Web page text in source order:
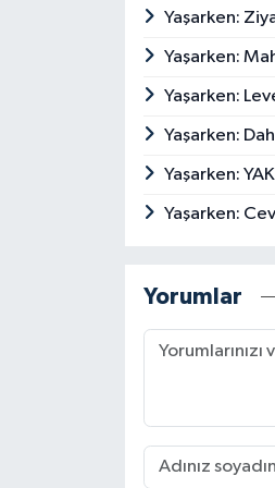
Yaşarken:
Yaşarken:
Yaşarken:
Yaşarken:
Yaşarken:
Yaşarken:
Yorumlar